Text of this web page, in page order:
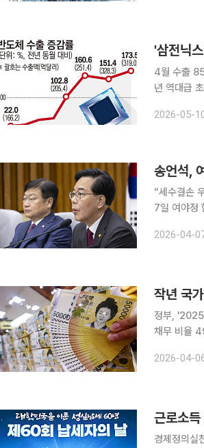
4월 수출
년 역대급 초과
수출 실적
2026-05-
“세수결손 우려
7일 여야정
대표는 이
2026-04-
작년 국
정부, '2025
채무 비율 49%
을 보여주
2026-04-
근로소
경제정의실